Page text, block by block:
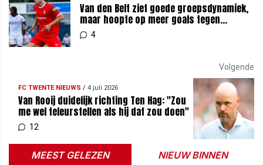
Van den Belt ziet goede groepsdynamiek,
maar hoopte op meer goals tegen
Aberdeen FC
4
Volgende
FC TWENTE NIEUWS / 4 juli 2026
Van Rooij duidelijk richting Ten Hag: "Zou
me wel teleurstellen als hij dat zou doen"
12
MEEST GELEZEN NIEUW BINNEN